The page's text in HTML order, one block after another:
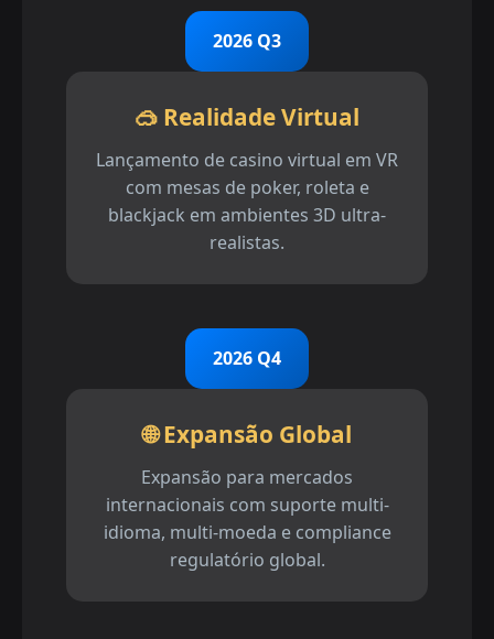
2026 Q3
🥽 Realidade Virtual
Lançamento de casino virtual em VR
com mesas de poker, roleta e
blackjack em ambientes 3D ultra-
realistas.
2026 Q4
🌐 Expansão Global
Expansão para mercados
internacionais com suporte multi-
idioma, multi-moeda e compliance
regulatório global.